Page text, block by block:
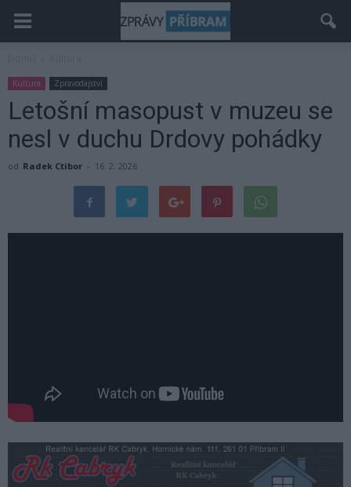
Kultura Zpravodajství
Letošní masopust v muzeu se
nesl v duchu Drdovy pohádky
od Radek Ctibor - 16. 2. 2026